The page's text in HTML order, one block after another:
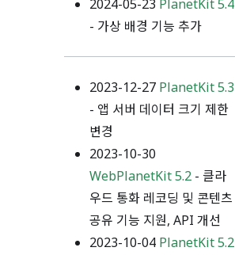
2024-05-23 PlanetKit 5.4
- 가상 배경 기능 추가
2023-12-27 PlanetKit 5.3
- 앱 서버 데이터 크기 제한
변경
2023-10-30
WebPlanetKit 5.2 - 클라
우드 통화 레코딩 및 콘텐츠
공유 기능 지원, API 개선
2023-10-04 PlanetKit 5.2